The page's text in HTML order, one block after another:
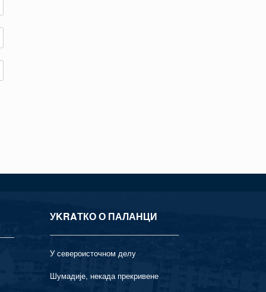
УKRAТКО О ПАЛАНЦИ
У североисточном делу
Шумадије, некада прекривене